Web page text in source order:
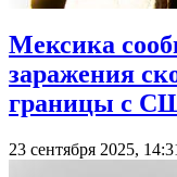
Мексика
заражения
границы с
23 сентября 2025,